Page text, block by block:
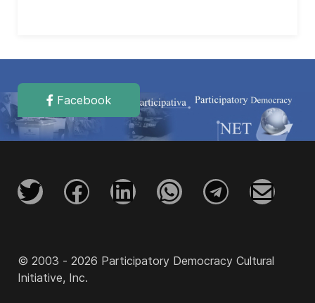
Facebook
© 2003 - 2026 Participatory Democracy Cultural
Initiative, Inc.